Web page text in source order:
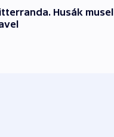
Husák musel